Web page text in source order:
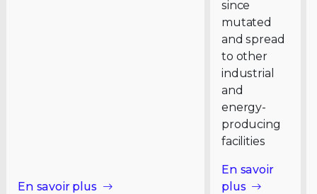
En savoir plus
since
mutated
and spread
to other
industrial
and
energy-
producing
facilities
En savoir
plus